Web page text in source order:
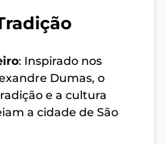
: Inspirado nos
Dumas, o
e a cultura
a cidade de São